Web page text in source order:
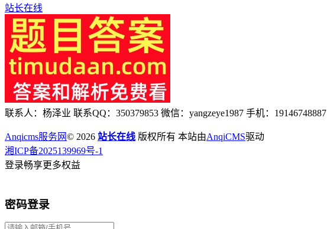
站长在线
联系人：杨泽业 联系QQ：350379853 微信：yangzeye1987 手机：19146748887
Anqicms服务网© 2026 站长在线 版权所有 本站由AnqiCMS驱动
湘ICP备2025139969号-1
登录畅享更多权益
密码登录